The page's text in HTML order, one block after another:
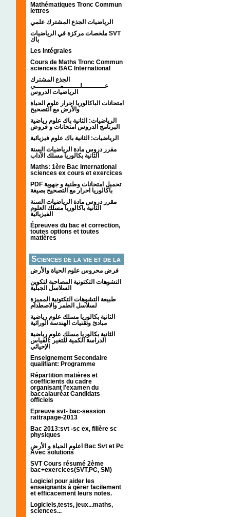
Mathématiques Tronc Commun
lettres
الرياضيات الجذع المشترك علمي
ملخصات مركزة في الرياضيات SVT
باك
Les Intégrales
Cours de Maths Tronc Commun
sciences BAC International
الجذع المشترك
عـــــــــــلــــــــمــــــــــــي
الرياضيات الدروس
امتحانات الباكالوريا احرار علوم الحياة
والأرض مع التصحيح
الرياضيات: الثانية باك علوم رياضية
البرنامج الدروس امتحانات و فروض
الرياضيات: الثانية باك علوم فيزيائية
مقرر دروس مادة الرياضيات السنة
الثانية بكالوريا مسلك الآداب
Maths: 1ère Bac International
sciences ex cours et exercices
PDF تحميل امتحانات وطنية و جهوية
باكالوريا احرار مع التصحيح بصيغة
مقرر دروس مادة الرياضيات السنة
الثانية باكالوريا مسلك العلوم
الفيزيائية
Épreuves du bac et correction,
toutes options et toutes
matières
Sciences de la vie et de la
terre
فرض محروس علوم الحياة والأرض
التشوهات التكتونیة المصاحبة لتكوین
السلاسل الجبلیة
طبيعة التشوهات التكتونية المميزة
لسلاسل الطمر والاصطدام
الثانية بكالوريا مسلك علوم رياضية
مبادئ وتقنيات الهندسة الوراثية
الثانية بكالوريا مسلك علوم رياضية
الدراسة الكمية للتغير :القياس
الإحيائي
Enseignement Secondaire
qualifiant: Programme
Répartition matières et
coefficients du cadre
organisant l’examen du
baccalauréat Candidats
officiels
Epreuve svt- bac-session
rattrapage-2013
Bac 2013:svt -sc ex, filière sc
physiques
اعلوم الحياة و الأرض Bac Svt et Pc
Avec solutions
SVT Cours résumé 2ème
bac+exercices(SVT,PC, SM)
Logiciel pour aider les
enseignants à gérer facilement
et efficacement leurs notes.
Logiciels,tests, jeux...maths,
sciences...